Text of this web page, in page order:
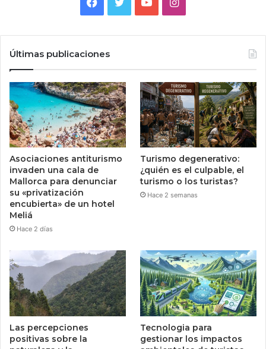
Facebook
TwitterYouTubeInstagram
Últimas publicaciones
Asociaciones antiturismo
invaden una cala de
Mallorca para denunciar
su «privatización
encubierta» de un hotel
Meliá
Hace 2 días
Turismo degenerativo:
¿quién es el culpable, el
turismo o los turistas?
Hace 2 semanas
Las percepciones
positivas sobre la
Tecnologia para
gestionar los impactos